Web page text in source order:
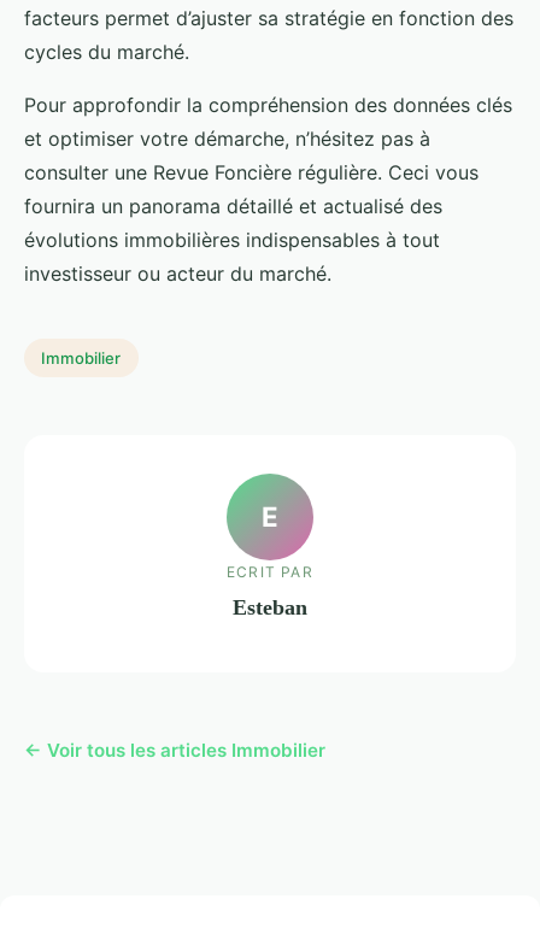
facteurs permet d’ajuster sa stratégie en fonction des
cycles du marché.
Pour approfondir la compréhension des données clés
et optimiser votre démarche, n’hésitez pas à
consulter une Revue Foncière régulière. Ceci vous
fournira un panorama détaillé et actualisé des
évolutions immobilières indispensables à tout
investisseur ou acteur du marché.
Immobilier
E
ECRIT PAR
Esteban
← Voir tous les articles Immobilier